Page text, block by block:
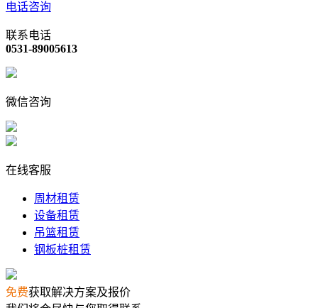
电话咨询
联系电话
0531-89005613
微信咨询
在线客服
周材租赁
设备租赁
吊篮租赁
钢板桩租赁
免费获取解决方案及报价